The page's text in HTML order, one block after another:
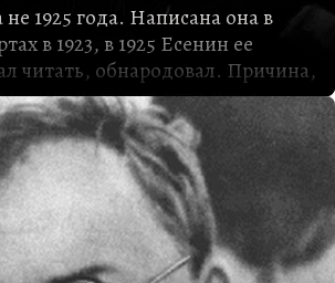
1925 года. Написана она в
в 1923, в 1925 Есенин ее
читать, обнародовал. Причина,
мог написать эту вещь в
год, довольно проста — Есенин
этого слова, сделал
личности главным сюжетом
Тут вам и алкогольная
более асоциальное
вспышки злобы и